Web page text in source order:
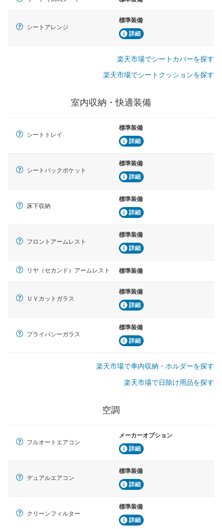
シートアレンジ
標準装備
詳細
楽天市場でシートカバーを探す
楽天市場でシートクッションを探す
室内収納・快適装備
シートトレイ
標準装備
詳細
シートバックポケット
標準装備
詳細
床下収納
標準装備
詳細
フロントアームレスト
標準装備
詳細
リヤ（セカンド）アームレスト 標準装備
ＵＶカットガラス
標準装備
詳細
プライバシーガラス
標準装備
詳細
楽天市場で車内収納・ホルダーを探す
楽天市場で日除け用品を探す
空調
フルオートエアコン
メーカーオプション
詳細
デュアルエアコン
標準装備
詳細
クリーンフィルター
標準装備
詳細